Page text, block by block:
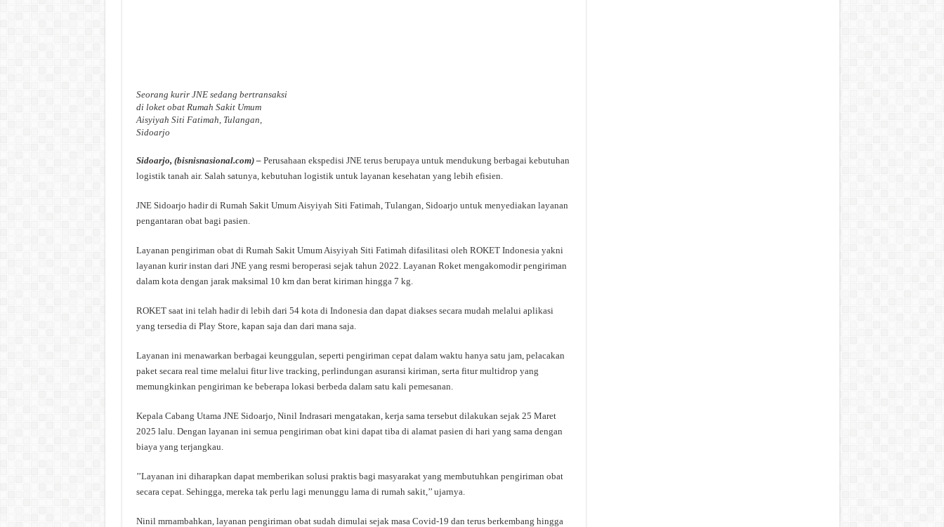
Seorang kurir JNE sedang bertransaksi
di loket obat Rumah Sakit Umum
Aisyiyah Siti Fatimah, Tulangan,
Sidoarjo
Sidoarjo, (bisnisnasional.com) –Perusahaan ekspedisi JNE terus berupaya untuk mendukung berbagai kebutuhan
logistik tanah air. Salah satunya, kebutuhan logistik untuk layanan kesehatan yang lebih efisien.
JNE Sidoarjo hadir di Rumah Sakit Umum Aisyiyah Siti Fatimah, Tulangan, Sidoarjo untuk menyediakan layanan
pengantaran obat bagi pasien.
Layanan pengiriman obat di Rumah Sakit Umum Aisyiyah Siti Fatimah difasilitasi oleh ROKET Indonesia yakni
layanan kurir instan dari JNE yang resmi beroperasi sejak tahun 2022. Layanan Roket mengakomodir pengiriman
dalam kota dengan jarak maksimal 10 km dan berat kiriman hingga 7 kg.
ROKET saat ini telah hadir di lebih dari 54 kota di Indonesia dan dapat diakses secara mudah melalui aplikasi
yang tersedia di Play Store, kapan saja dan dari mana saja.
Layanan ini menawarkan berbagai keunggulan, seperti pengiriman cepat dalam waktu hanya satu jam, pelacakan
paket secara real time melalui fitur live tracking, perlindungan asuransi kiriman, serta fitur multidrop yang
memungkinkan pengiriman ke beberapa lokasi berbeda dalam satu kali pemesanan.
Kepala Cabang Utama JNE Sidoarjo, Ninil Indrasari mengatakan, kerja sama tersebut dilakukan sejak 25 Maret
2025 lalu. Dengan layanan ini semua pengiriman obat kini dapat tiba di alamat pasien di hari yang sama dengan
biaya yang terjangkau.
’’Layanan ini diharapkan dapat memberikan solusi praktis bagi masyarakat yang membutuhkan pengiriman obat
secara cepat. Sehingga, mereka tak perlu lagi menunggu lama di rumah sakit,’’ ujarnya.
Ninil mrnambahkan, layanan pengiriman obat sudah dimulai sejak masa Covid-19 dan terus berkembang hingga